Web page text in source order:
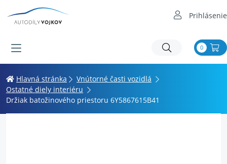
Prihlásenie
0
Hlavná stránka
Vnútorné časti vozidlá
Ostatné diely interiéru
Držiak batožinového priestoru 6Y5867615B41